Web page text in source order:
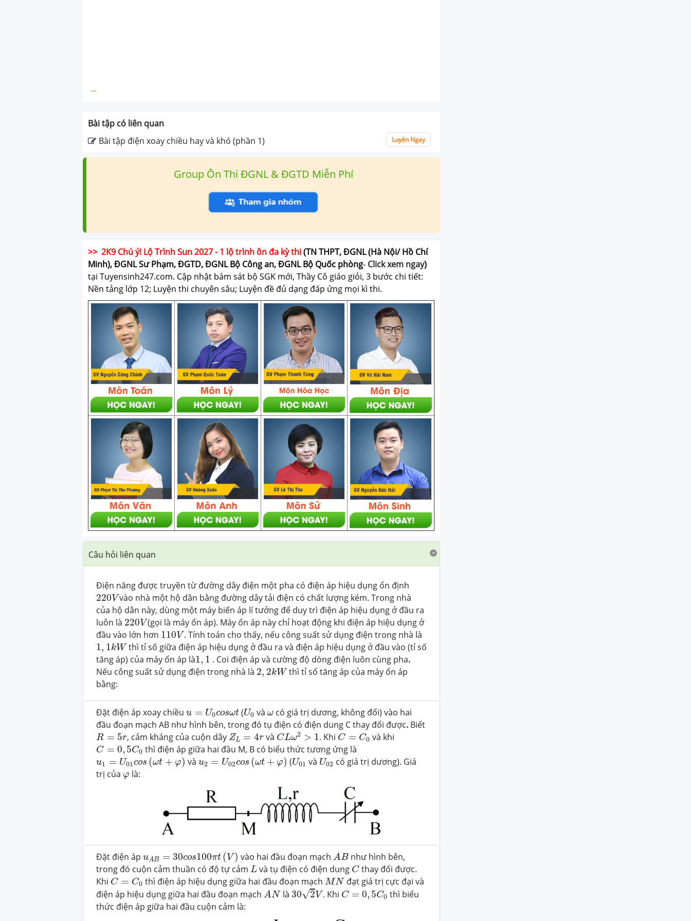
...
Bài tập có liên quan
Bài tập điện xoay chiều hay và khó (phần 1)
Luyện Ngay
Group Ôn Thi ĐGNL & ĐGTD Miễn Phí
>> 2K9 Chú ý! Lộ Trình Sun 2027 - 1 lộ trình ôn đa kỳ thi(TN THPT, ĐGNL (Hà Nội/ Hồ Chí
Minh), ĐGNL Sư Phạm, ĐGTD, ĐGNL Bộ Công an, ĐGNL Bộ Quốc phòng- Click xem ngay)
tại Tuyensinh247.com. Cập nhật bám sát bộ SGK mới, Thầy Cô giáo giỏi, 3 bước chi tiết:
Nền tảng lớp 12; Luyện thi chuyên sâu; Luyện đề đủ dạng đáp ứng mọi kì thi.
Câu hỏi liên quan
Điện năng được truyền từ đường dây điện một pha có điện áp hiệu dụng ổn định
220V
220Vvào nhà một hộ dân bằng đường dây tải điện có chất lượng kém. Trong nhà
của hộ dân này, dùng một máy biến áp lí tưởng để duy trì điện áp hiệu dụng ở đầu ra
luôn là 220V
220V(gọi là máy ổn áp). Máy ổn áp này chỉ hoạt động khi điện áp hiệu dụng ở
đầu vào lớn hơn 110V
110V. Tính toán cho thấy, nếu công suất sử dụng điện trong nhà là
1, 1kW
1,1kWthì tỉ số giữa điện áp hiệu dụng ở đầu ra và điện áp hiệu dụng ở đầu vào (tỉ số
tăng áp) của máy ổn áp là1, 1
1 ,1 . Coi điện áp và cường độ dòng điện luôn cùng pha.
Nếu công suất sử dụng điện trong nhà là 2, 2kW
2,2kWthì tỉ số tăng áp của máy ổn áp
bằng:
Đặt điện áp xoay chiềuu = U0cosωt
u 0c osω t (U0
U0vàω
ω có giá trị dương, không đổi) vào hai
đầu đoạn mạch AB như hình bên, trong đó tụ điện có điện dung C thay đổi được. Biết
R = 5r
R=5 r , cảm kháng của cuộn dây ZL = 4r
ZL=4 r và CLω2 > 1
CLω2>1 . Khi C = C0
C=C0 và khi
C = 0, 5C0
C= 5C0 thì điện áp giữa hai đầu M, B có biểu thức tương ứng là
u1 = U01cos (ωt + φ)
u U01cos(ωt+φ) và u2 = U02cos (ωt + φ)
u2=U02cos(ωt+φ) (U01
U01và U02
U02có giá trị dương). Giá
trị của φ
φ là:
Đặt điện ápuAB = 30cos100πt ( V)
u 30cos100πt(V) vào hai đầu đoạn mạch AB
AB như hình bên,
trong đó cuộn cảm thuần có độ tự cảmL
L và tụ điện có điện dung C
C thay đổi được.
Khi C = C0
C=C 0 thì điện áp hiệu dụng giữa hai đầu đoạn mạch MN
MN đạt giá trị cực đại và
điện áp hiệu dụng giữa hai đầu đoạn mạchAN
AN là 30√2V
302V . Khi C = 0, 5C0
C= 0 5 C0
thì biểu
thức điện áp giữa hai đầu cuộn cảm là: